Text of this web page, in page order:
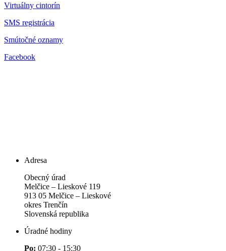
Virtuálny cintorín
SMS registrácia
Smútočné oznamy
Facebook
Adresa
Obecný úrad
Melčice – Lieskové 119
913 05 Melčice – Lieskové
okres Trenčín
Slovenská republika
Úradné hodiny
Po: 07:30 - 15:30